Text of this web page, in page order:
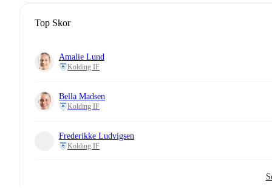
Top Skor
Amalie Lund
Kolding IF
Bella Madsen
Kolding IF
Frederikke Ludvigsen
Kolding IF